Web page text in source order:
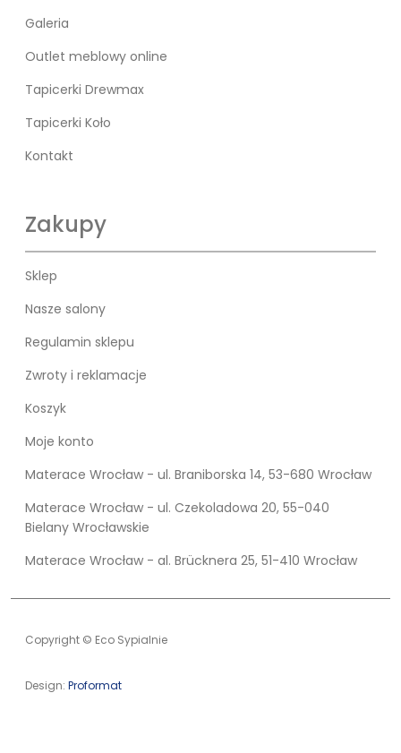
Galeria
Outlet meblowy online
Tapicerki Drewmax
Tapicerki Koło
Kontakt
Zakupy
Sklep
Nasze salony
Regulamin sklepu
Zwroty i reklamacje
Koszyk
Moje konto
Materace Wrocław - ul. Braniborska 14, 53-680 Wrocław
Materace Wrocław - ul. Czekoladowa 20, 55-040
Bielany Wrocławskie
Materace Wrocław - al. Brücknera 25, 51-410 Wrocław
Copyright © Eco Sypialnie
Design: Proformat